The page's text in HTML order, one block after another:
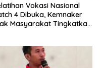
Vokasi Nasional
4 Dibuka, Kemnaker
Masyarakat Tingkatkan